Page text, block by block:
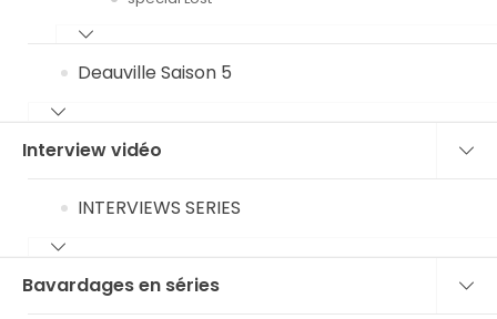
Deauville Saison 5
Interview vidéo
INTERVIEWS SERIES
Bavardages en séries